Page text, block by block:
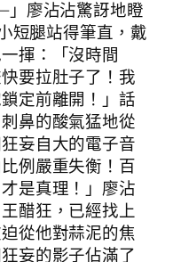
廖沾沾驚訝地瞪
短腿站得筆直，戴
揮：「沒時間
要拉肚子了！我
定前離開！」話
鼻的酸氣猛地從
妄自大的電子音
例嚴重失衡！百
是真理！」廖沾
醋狂，已經找上
從他對蒜泥的焦
妄的影子佔滿了